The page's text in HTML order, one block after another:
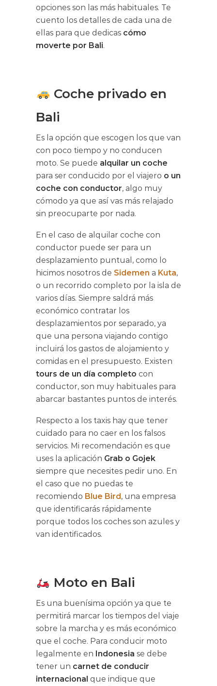
opciones son las más habituales. Te
cuento los detalles de cada una de
ellas para que dedicas cómo
moverte por Bali.
Coche privado en
Bali
Es la opción que escogen los que van
con poco tiempo y no conducen
moto. Se puede alquilar un coche
para ser conducido por el viajero o un
coche con conductor, algo muy
cómodo ya que así vas más relajado
sin preocuparte por nada.
En el caso de alquilar coche con
conductor puede ser para un
desplazamiento puntual, como lo
hicimos nosotros de Sidemen a Kuta,
o un recorrido completo por la isla de
varios días. Siempre saldrá más
económico contratar los
desplazamientos por separado, ya
que una persona viajando contigo
incluirá los gastos de alojamiento y
comidas en el presupuesto. Existen
tours de un día completo con
conductor, son muy habituales para
abarcar bastantes puntos de interés.
Respecto a los taxis hay que tener
cuidado para no caer en los falsos
servicios. Mi recomendación es que
uses la aplicación Grab o Gojek
siempre que necesites pedir uno. En
el caso que no puedas te
recomiendo Blue Bird, una empresa
que identificarás rápidamente
porque todos los coches son azules y
van identificados.
Moto en Bali
Es una buenísima opción ya que te
permitirá marcar los tiempos del viaje
sobre la marcha y es más económico
que el coche. Para conducir moto
legalmente en Indonesia se debe
tener un carnet de conducir
internacional que indique que